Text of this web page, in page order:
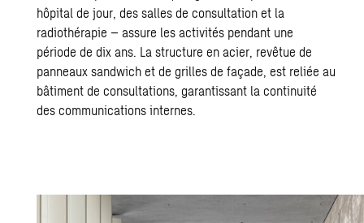
hôpital de jour, des salles de consultation et la
radiothérapie – assure les activités pendant une
période de dix ans. La structure en acier, revêtue de
panneaux sandwich et de grilles de façade, est reliée au
bâtiment de consultations, garantissant la continuité
des communications internes.